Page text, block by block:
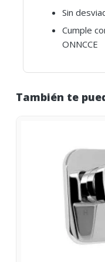
Sin
Cumple
ONNCCE
También te